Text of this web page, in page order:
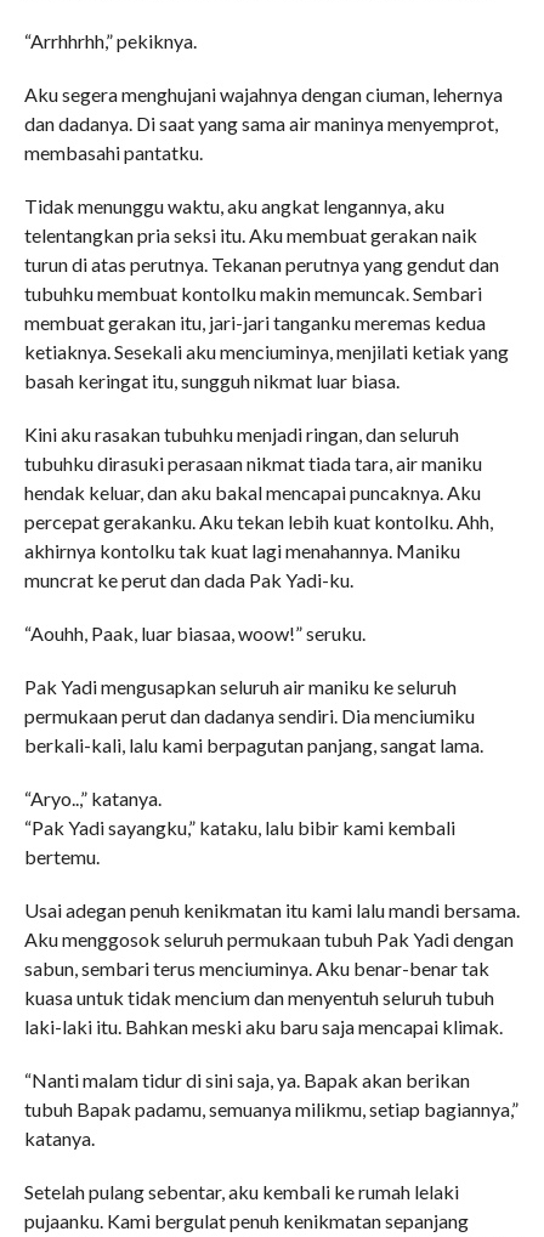
“Arrhhrhh,” pekiknya.
Aku segera menghujani wajahnya dengan ciuman, lehernya
dan dadanya. Di saat yang sama air maninya menyemprot,
membasahi pantatku.
Tidak menunggu waktu, aku angkat lengannya, aku
telentangkan pria seksi itu. Aku membuat gerakan naik
turun di atas perutnya. Tekanan perutnya yang gendut dan
tubuhku membuat kontolku makin memuncak. Sembari
membuat gerakan itu, jari-jari tanganku meremas kedua
ketiaknya. Sesekali aku menciuminya, menjilati ketiak yang
basah keringat itu, sungguh nikmat luar biasa.
Kini aku rasakan tubuhku menjadi ringan, dan seluruh
tubuhku dirasuki perasaan nikmat tiada tara, air maniku
hendak keluar, dan aku bakal mencapai puncaknya. Aku
percepat gerakanku. Aku tekan lebih kuat kontolku. Ahh,
akhirnya kontolku tak kuat lagi menahannya. Maniku
muncrat ke perut dan dada Pak Yadi-ku.
“Aouhh, Paak, luar biasaa, woow!” seruku.
Pak Yadi mengusapkan seluruh air maniku ke seluruh
permukaan perut dan dadanya sendiri. Dia menciumiku
berkali-kali, lalu kami berpagutan panjang, sangat lama.
“Aryo..,” katanya.
“Pak Yadi sayangku,” kataku, lalu bibir kami kembali
bertemu.
Usai adegan penuh kenikmatan itu kami lalu mandi bersama.
Aku menggosok seluruh permukaan tubuh Pak Yadi dengan
sabun, sembari terus menciuminya. Aku benar-benar tak
kuasa untuk tidak mencium dan menyentuh seluruh tubuh
laki-laki itu. Bahkan meski aku baru saja mencapai klimak.
“Nanti malam tidur di sini saja, ya. Bapak akan berikan
tubuh Bapak padamu, semuanya milikmu, setiap bagiannya,”
katanya.
Setelah pulang sebentar, aku kembali ke rumah lelaki
pujaanku. Kami bergulat penuh kenikmatan sepanjang